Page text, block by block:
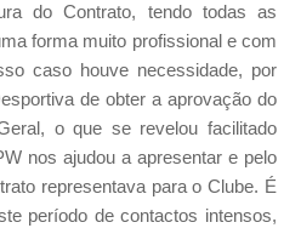
do Contrato, tendo todas as
forma muito profissional e com
caso houve necessidade, por
de obter a aprovação do
o que se revelou facilitado
nos ajudou a apresentar e pelo
representava para o Clube. É
período de contactos intensos,